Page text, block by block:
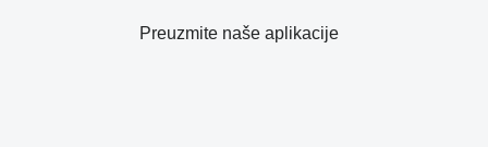
Preuzmite naše aplikacije